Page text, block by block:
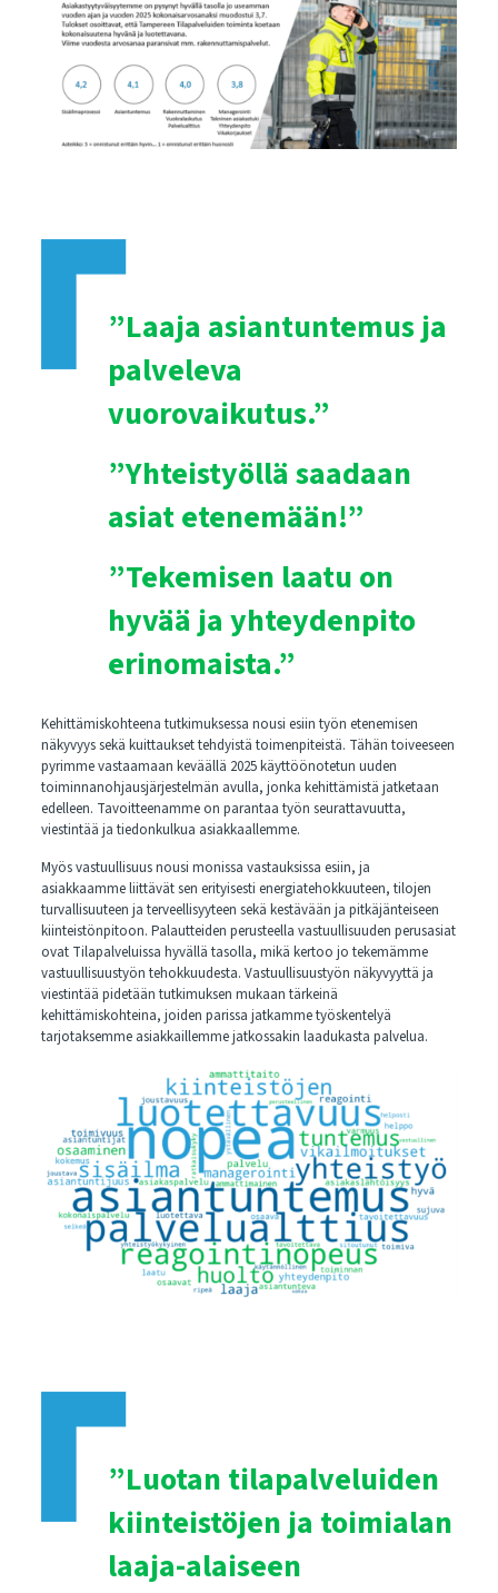
”Laaja asiantuntemus ja
palveleva
vuorovaikutus.”
”Yhteistyöllä saadaan
asiat etenemään!”
”Tekemisen laatu on
hyvää ja yhteydenpito
erinomaista.”
Kehittämiskohteena tutkimuksessa nousi esiin työn etenemisen
näkyvyys sekä kuittaukset tehdyistä toimenpiteistä. Tähän toiveeseen
pyrimme vastaamaan keväällä 2025 käyttöönotetun uuden
toiminnanohjausjärjestelmän avulla, jonka kehittämistä jatketaan
edelleen. Tavoitteenamme on parantaa työn seurattavuutta,
viestintää ja tiedonkulkua asiakkaallemme.
Myös vastuullisuus nousi monissa vastauksissa esiin, ja
asiakkaamme liittävät sen erityisesti energiatehokkuuteen, tilojen
turvallisuuteen ja terveellisyyteen sekä kestävään ja pitkäjänteiseen
kiinteistönpitoon. Palautteiden perusteella vastuullisuuden perusasiat
ovat Tilapalveluissa hyvällä tasolla, mikä kertoo jo tekemämme
vastuullisuustyön tehokkuudesta. Vastuullisuustyön näkyvyyttä ja
viestintää pidetään tutkimuksen mukaan tärkeinä
kehittämiskohteina, joiden parissa jatkamme työskentelyä
tarjotaksemme asiakkaillemme jatkossakin laadukasta palvelua.
”Luotan tilapalveluiden
kiinteistöjen ja toimialan
laaja-alaiseen